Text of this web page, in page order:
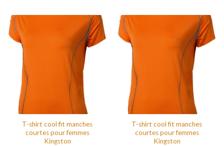
T-shirt cool fit manches
courtes pour femmes
Kingston
T-shirt cool fit manches
courtes pour femmes
Kingston